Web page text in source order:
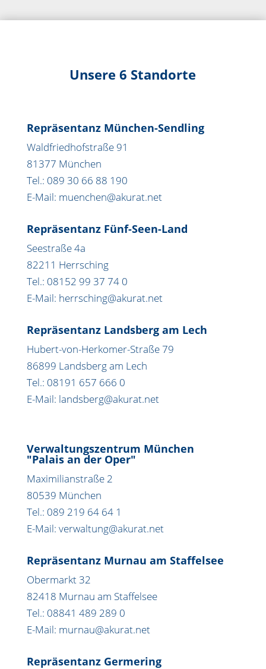
Unsere 6 Standorte
Repräsentanz München-Sendling
Waldfriedhofstraße 91
81377 München
Tel.: 089 30 66 88 190
E-Mail: muenchen@akurat.net
Repräsentanz Fünf-Seen-Land
Seestraße 4a
82211 Herrsching
Tel.: 08152 99 37 74 0
E-Mail: herrsching@akurat.net
Repräsentanz Landsberg am Lech
Hubert-von-Herkomer-Straße 79
86899 Landsberg am Lech
Tel.: 08191 657 666 0
E-Mail: landsberg@akurat.net
Verwaltungszentrum München
"Palais an der Oper"
Maximilianstraße 2
80539 München
Tel.: 089 219 64 64 1
E-Mail: verwaltung@akurat.net
Repräsentanz Murnau am Staffelsee
Obermarkt 32
82418 Murnau am Staffelsee
Tel.: 08841 489 289 0
E-Mail: murnau@akurat.net
Repräsentanz Germering